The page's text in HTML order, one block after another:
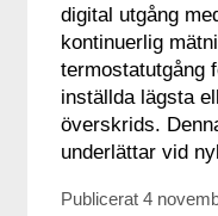
digital utgång
kontinuerlig
termostatutgång
inställda lägsta
överskrids.
underlättar vid
Publicerat 4